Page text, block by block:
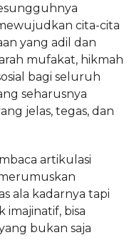
cita-cita
yang adil dan
mufakat, hikmah
bagi seluruh
seharusnya
jelas, tegas, dan
artikulasi
ala kadarnya tapi
bisa
bukan saja